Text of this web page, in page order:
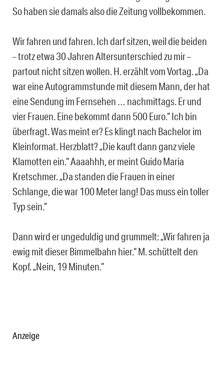
So haben sie damals also die Zeitung vollbekommen.
Wir fahren und fahren. Ich darf sitzen, weil die beiden
– trotz etwa 30 Jahren Altersunterschied zu mir –
partout nicht sitzen wollen. H. erzählt vom Vortag. „Da
war eine Autogrammstunde mit diesem Mann, der hat
eine Sendung im Fernsehen … nachmittags. Er und
vier Frauen. Eine bekommt dann 500 Euro.“ Ich bin
überfragt. Was meint er? Es klingt nach Bachelor im
Kleinformat. Herzblatt? „Die kauft dann ganz viele
Klamotten ein.“ Aaaahhh, er meint Guido Maria
Kretschmer. „Da standen die Frauen in einer
Schlange, die war 100 Meter lang! Das muss ein toller
Typ sein.“
Dann wird er ungeduldig und grummelt: „Wir fahren ja
ewig mit dieser Bimmelbahn hier.“ M. schüttelt den
Kopf. „Nein, 19 Minuten.“
Anzeige